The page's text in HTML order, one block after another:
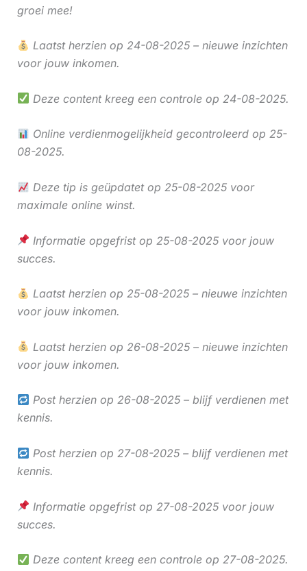
groei mee!
Laatst herzien op 24-08-2025 – nieuwe inzichten
voor jouw inkomen.
Deze content kreeg een controle op 24-08-2025.
Online verdienmogelijkheid gecontroleerd op 25-
08-2025.
Deze tip is geüpdatet op 25-08-2025 voor
maximale online winst.
Informatie opgefrist op 25-08-2025 voor jouw
succes.
Laatst herzien op 25-08-2025 – nieuwe inzichten
voor jouw inkomen.
Laatst herzien op 26-08-2025 – nieuwe inzichten
voor jouw inkomen.
Post herzien op 26-08-2025 – blijf verdienen met
kennis.
Post herzien op 27-08-2025 – blijf verdienen met
kennis.
Informatie opgefrist op 27-08-2025 voor jouw
succes.
Deze content kreeg een controle op 27-08-2025.